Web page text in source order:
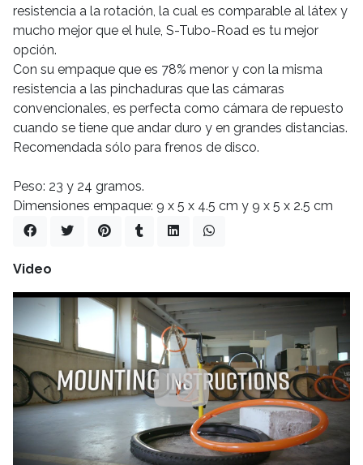
resistencia a la rotación, la cual es comparable al látex y
mucho mejor que el hule, S-Tubo-Road es tu mejor
opción.
Con su empaque que es 78% menor y con la misma
resistencia a las pinchaduras que las cámaras
convencionales, es perfecta como cámara de repuesto
cuando se tiene que andar duro y en grandes distancias.
Recomendada sólo para frenos de disco.
Peso: 23 y 24 gramos.
Dimensiones empaque: 9 x 5 x 4.5 cm y 9 x 5 x 2.5 cm
Video